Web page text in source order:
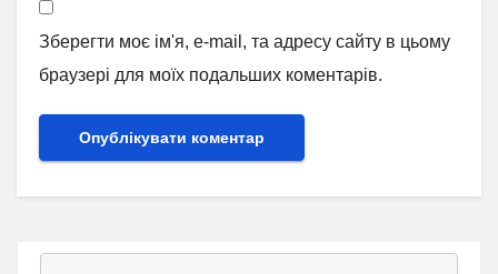
Зберегти моє ім'я, e-mail, та адресу сайту в цьому
браузері для моїх подальших коментарів.